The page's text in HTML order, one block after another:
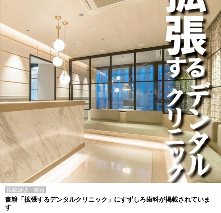
掲載雑誌・書籍
書籍「拡張するデンタルクリニック」にすずしろ歯科が掲載されていま
す